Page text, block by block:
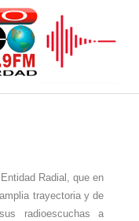
Radial, que en
trayectoria y de
radioescuchas a